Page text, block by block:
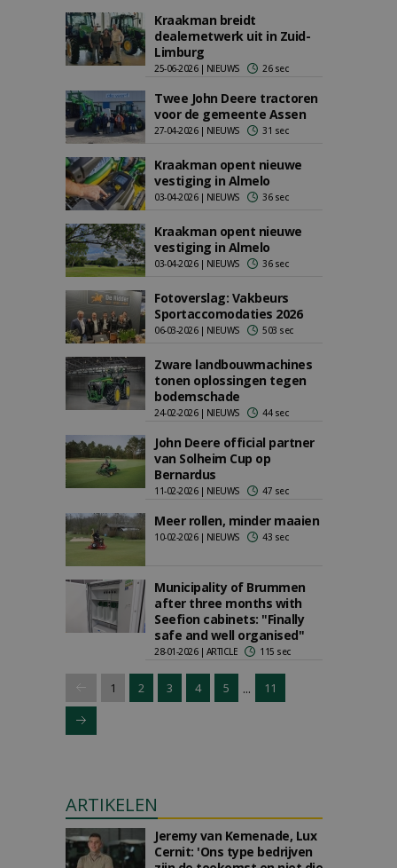
Kraakman breidt
dealernetwerk uit in Zuid-
Limburg
25-06-2026 | NIEUWS 26 sec
Twee John Deere tractoren
voor de gemeente Assen
27-04-2026 | NIEUWS 31 sec
Kraakman opent nieuwe
vestiging in Almelo
03-04-2026 | NIEUWS 36 sec
Kraakman opent nieuwe
vestiging in Almelo
03-04-2026 | NIEUWS 36 sec
Fotoverslag: Vakbeurs
Sportaccomodaties 2026
06-03-2026 | NIEUWS 503 sec
Zware landbouwmachines
tonen oplossingen tegen
bodemschade
24-02-2026 | NIEUWS 44 sec
John Deere official partner
van Solheim Cup op
Bernardus
11-02-2026 | NIEUWS 47 sec
Meer rollen, minder maaien
10-02-2026 | NIEUWS 43 sec
Municipality of Brummen
after three months with
Seefion cabinets: "Finally
safe and well organised"
28-01-2026 | ARTICLE 115 sec
1 2 3 4 5 ... 11
ARTIKELEN
Jeremy van Kemenade, Lux
Cernit: 'Ons type bedrijven